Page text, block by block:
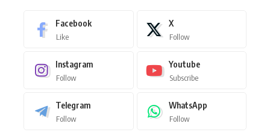
Facebook
Like
X
Follow
Instagram
Follow
Youtube
Subscribe
Telegram
Follow
WhatsApp
Follow